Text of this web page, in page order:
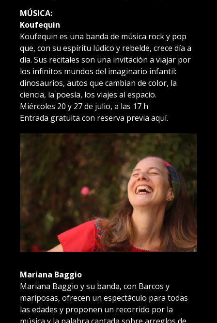
MÚSICA:
Koufequin
Koufequin es una banda de música rock y pop
que, con su espíritu lúdico y rebelde, crece día a
día. Sus recitales son una invitación a viajar por
los infinitos mundos del imaginario infantil:
dinosaurios, autos que cambian de color, la
ciencia, la poesía, los viajes al espacio.
Miércoles 20 y 27 de julio, a las 17 h
Entrada gratuita con reserva previa aquí.
Mariana Baggio
Mariana Baggio y su banda, con Barcos y
mariposas, ofrecen un espectáculo para todas
las edades y proponen un recorrido por la